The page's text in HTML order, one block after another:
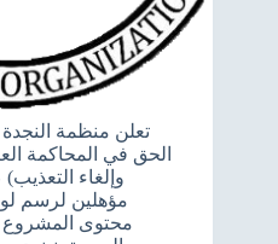
تعلن منظمة
الحق في المحاكمة
وإلغاء
مؤهلين لرسم
محتوى المشروع